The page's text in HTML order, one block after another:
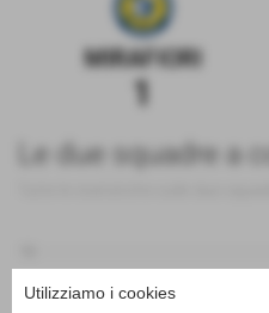
MIRAFIORI
1
Le due squadre a
5
Utilizziamo i cookies